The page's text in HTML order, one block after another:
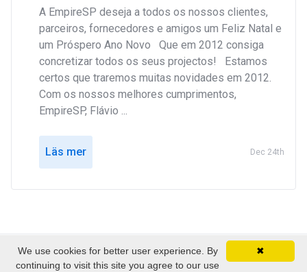
A EmpireSP deseja a todos os nossos clientes,
parceiros, fornecedores e amigos um Feliz Natal e
um Próspero Ano Novo Que em 2012 consiga
concretizar todos os seus projectos! Estamos
certos que traremos muitas novidades em 2012.
Com os nossos melhores cumprimentos,
EmpireSP, Flávio ...
Läs mer Dec 24th
Upphovsrätt © 2026 EmpireSP - Serviços de
✖
We use cookies for better user experience. By
continuing to visit this site you agree to our use